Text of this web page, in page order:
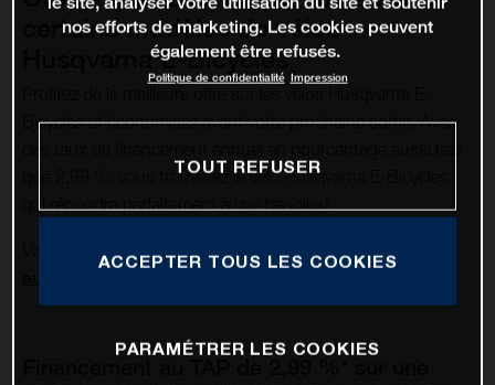
certains modèles de vélos
Husqvarna E-Bicycles
Bicycles et économisez avant votre prochaine sortie. Avec
que 2,99 %, vous trouverez le vélo Husqvarna E-Bicycles
qui répondra parfaitement à vos besoins!
Husqvarna E-Bicycles
nos efforts de marketing. Les cookies peuvent
également être refusés.
Politique de confidentialité Impression
TOUT REFUSER
ACCEPTER TOUS LES COOKIES
PARAMÉTRER LES COOKIES